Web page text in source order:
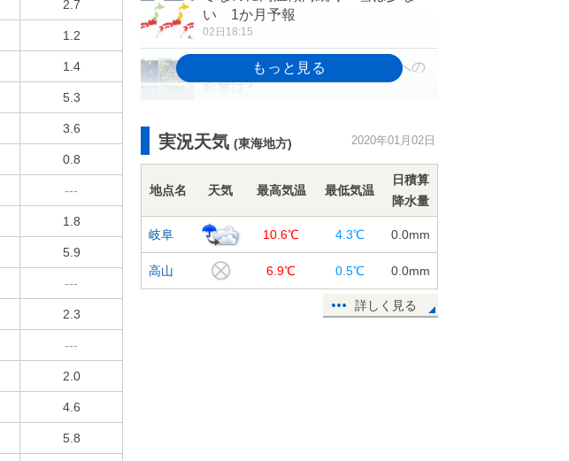
2.7
1.2
1.4
5.3
3.6
0.8
---
1.8
5.9
---
2.3
---
2.0
4.6
5.8
い 1か月予報
02日18:15
Uターンラッシュの天気 交通への
影響は?
週間 4日から5日は強い寒気 北陸
大阪でもっとも遅い初氷
02日08:03
2日 北海道は昼頃まで暴風雪に警
実況天気 (東海地方) 2020年01月02日
地点名 天気 最高気温 最低気温
日積算
降水量
岐阜 10.6℃ 4.3℃ 0.0mm
高山 6.9℃ 0.5℃ 0.0mm
詳しく見る